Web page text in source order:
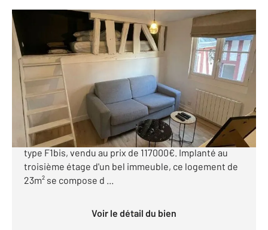
, 1 pièce
Ref : 7935
Appartement T1 à vendre
117 000 €
Dans le cœur historique de Rouen, à deux pas de
l'Abbaye SaintOuen, se niche un appartement de
type F1bis, vendu au prix de 117000€. Implanté au
troisième étage d'un bel immeuble, ce logement de
23m² se compose d ...
Voir le détail du bien